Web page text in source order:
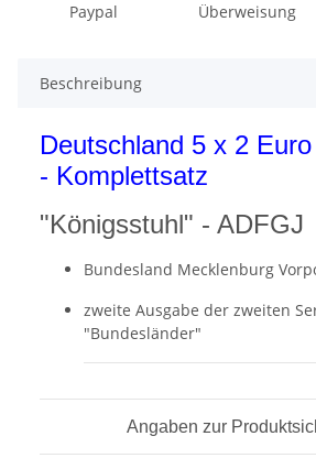
Paypal Überweisung
Beschreibung
Deutschland 5 x 2
- Komplettsatz
"Königsstuhl" - ADFGJ
Bundesland Mecklenburg
zweite Ausgabe der zweiten
"Bundesländer"
Angaben zur